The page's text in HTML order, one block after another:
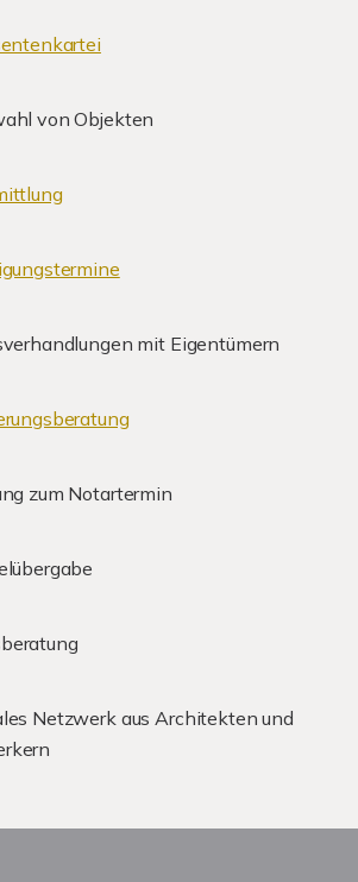
von Objekten
mit Eigentümern
zum Notartermin
Netzwerk aus Architekten und